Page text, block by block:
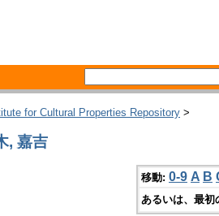
for Cultural Properties Repository >
, 嘉吉
移動: 0-9 A B
あるいは、最初